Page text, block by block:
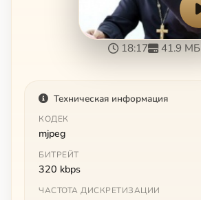
18:17 41.9 МБ
Техническая информация
КОДЕК
mjpeg
БИТРЕЙТ
320 kbps
ЧАСТОТА ДИСКРЕТИЗАЦИИ